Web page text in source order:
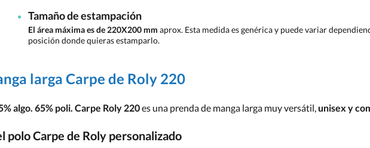
Tamaño de estampación
El área máxima es de 220X200 mm aprox. Esta medida es genérica y puede variar
posición donde quieras estamparlo.
larga Carpe de Roly 220
algo. 65% poli. Carpe Roly 220es una prenda de manga larga muy versátil,unisex y
polo Carpe de Roly personalizado